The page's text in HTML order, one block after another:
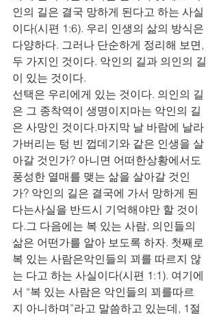
인의 길은 결국 망하게 된다고 하는 사실
이다(시편 1:6). 우리 인생의 삶의 방식은
다양하다. 그러나 단순하게 정리해 보면,
두 가지인 것이다. 악인의 길과 의인의 길
이 있는 것이다.
선택은 우리에게 있는 것이다. 의인의 길
은 그 종착역이 생명이지마는 악인의 길
은 사망인 것이다.마지막 날 바람에 날라
가버리는 텅 빈 껍데기와 같은 인생을 살
아갈 것인가? 아니면 어떠한상황에서도
풍성한 열매를 맺는 삶을 살아갈 것인
가? 악인의 길은 결국에 가서 망하게 된
다는사실을 반드시 기억해야만 할 것이
다.그 다음에는 복 있는 사람, 의인들의
삶은 어떤가를 알아 보도록 하자. 첫째로
복 있는 사람은악인들의 꾀를 따르지 않
는 다고 하는 사실이다(시편 1:1). 여기에
서 “복 있는 사람은 악인들의 꾀를따르
지 아니하며”라고 말씀하고 있는데, 1절